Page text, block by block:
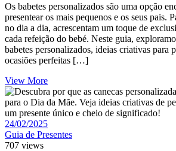
Os babetes personalizados são uma opção
presentear os mais pequenos e os seus pais.
no dia a dia, acrescentam um toque de
cada refeição do bebé. Neste guia,
babetes personalizados, ideias criativas para
ocasiões perfeitas […]
View More
24/02/2025
Guia de Presentes
707 views